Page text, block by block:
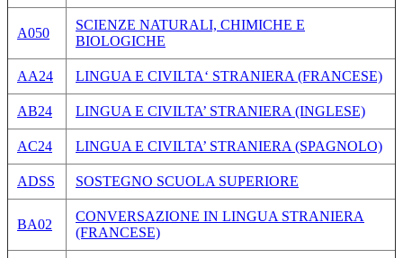
A050
SCIENZE NATURALI, CHIMICHE E
BIOLOGICHE
AA24 LINGUA E CIVILTA‘ STRANIERA (FRANCESE)
AB24 LINGUA E CIVILTA’ STRANIERA (INGLESE)
AC24 LINGUA E CIVILTA’ STRANIERA (SPAGNOLO)
ADSS SOSTEGNO SCUOLA SUPERIORE
BA02
CONVERSAZIONE IN LINGUA STRANIERA
(FRANCESE)